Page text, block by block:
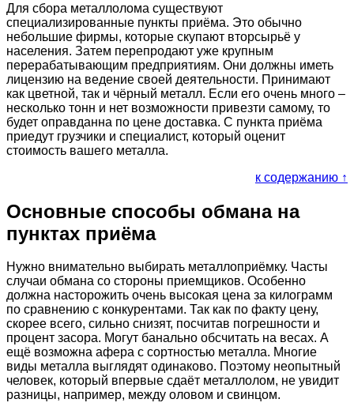
Для сбора металлолома существуют
специализированные пункты приёма. Это обычно
небольшие фирмы, которые скупают вторсырьё у
населения. Затем перепродают уже крупным
перерабатывающим предприятиям. Они должны иметь
лицензию на ведение своей деятельности. Принимают
как цветной, так и чёрный металл. Если его очень много –
несколько тонн и нет возможности привезти самому, то
будет оправданна по цене доставка. С пункта приёма
приедут грузчики и специалист, который оценит
стоимость вашего металла.
к содержанию ↑
Основные способы обмана на
пунктах приёма
Нужно внимательно выбирать металлоприёмку. Часты
случаи обмана со стороны приемщиков. Особенно
должна насторожить очень высокая цена за килограмм
по сравнению с конкурентами. Так как по факту цену,
скорее всего, сильно снизят, посчитав погрешности и
процент засора. Могут банально обсчитать на весах. А
ещё возможна афера с сортностью металла. Многие
виды металла выглядят одинаково. Поэтому неопытный
человек, который впервые сдаёт металлолом, не увидит
разницы, например, между оловом и свинцом.